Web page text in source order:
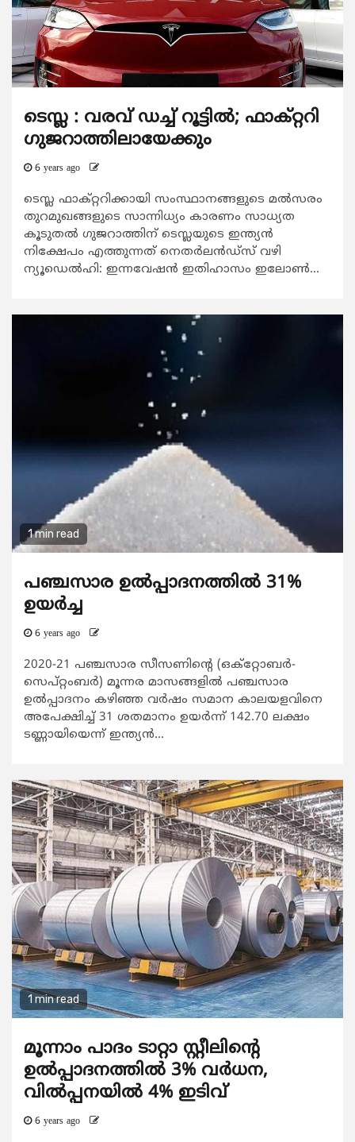
ടെസ്ല : വരവ് ഡച്ച് റൂട്ടില്‍; ഫാക്റ്ററി
ഗുജറാത്തിലായേക്കും
6 years ago
ടെസ്ല ഫാക്റ്ററിക്കായി സംസ്ഥാനങ്ങളുടെ മല്‍സരം
തുറമുഖങ്ങളുടെ സാന്നിധ്യം കാരണം സാധ്യത
കൂടുതല്‍ ഗുജറാത്തിന് ടെസ്ലയുടെ ഇന്ത്യന്‍
നിക്ഷേപം എത്തുന്നത് നെതര്‍ലന്‍ഡ്‌സ് വഴി
ന്യൂഡെല്‍ഹി: ഇന്നവേഷന്‍ ഇതിഹാസം ഇലോണ്‍...
1 min read
പഞ്ചസാര ഉല്‍പ്പാദനത്തില്‍ 31%
ഉയര്‍ച്ച
6 years ago
2020-21 പഞ്ചസാര സീസണിന്റെ (ഒക്‌റ്റോബര്‍-
സെപ്റ്റംബര്‍) മൂന്നര മാസങ്ങളില്‍ പഞ്ചസാര
ഉല്‍പ്പാദനം കഴിഞ്ഞ വര്‍ഷം സമാന കാലയളവിനെ
അപേക്ഷിച്ച് 31 ശതമാനം ഉയര്‍ന്ന് 142.70 ലക്ഷം
ടണ്ണായിയെന്ന് ഇന്ത്യന്‍...
1 min read
മൂന്നാം പാദം ടാറ്റാ സ്റ്റീലിന്റെ
ഉല്‍പ്പാദനത്തില്‍ 3% വര്‍ധന,
വില്‍പ്പനയില്‍ 4% ഇടിവ്
6 years ago